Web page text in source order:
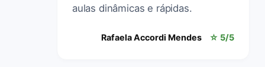
aulas dinâmicas e rápidas.
Rafaela Accordi Mendes ☆ 5/5